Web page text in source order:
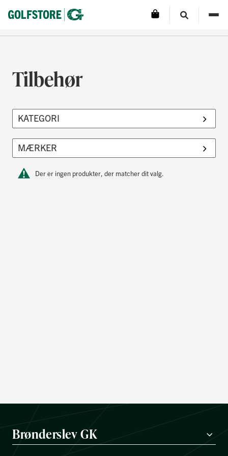
Tilbehør
Der er ingen produkter, der matcher dit valg.
Brønderslev GK